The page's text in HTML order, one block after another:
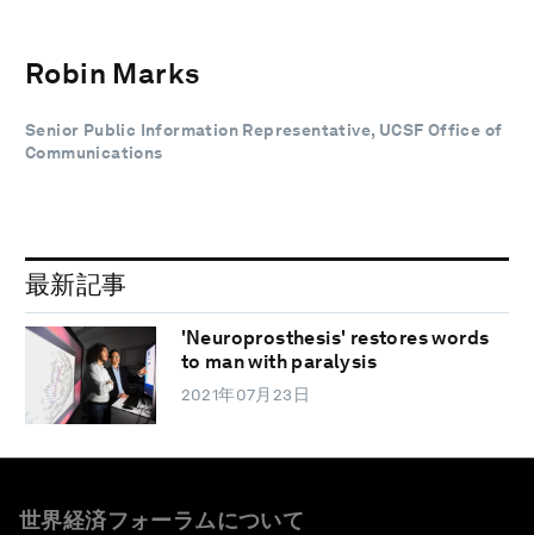
Robin Marks
Senior Public Information Representative, UCSF Office of
Communications
最新記事
'Neuroprosthesis' restores words
to man with paralysis
2021年07月23日
世界経済フォーラムについて